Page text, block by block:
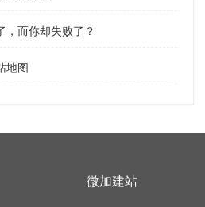
，而你却失败了？
地图
微加建站